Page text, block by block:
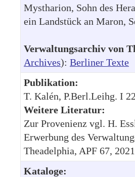
Mystharion, Sohn des
ein Landstück an Maron,
Verwaltungsarchiv von
Archives): Berliner Texte
Publikation:
T. Kalén, P.Berl.Leihg. I
Weitere Literatur:
Zur Provenienz vgl. H.
Erwerbung des
Theadelphia, APF 67,
Kataloge: